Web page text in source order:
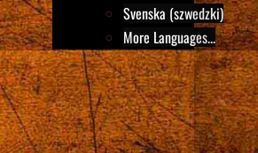
Svenska (szwedzki)
More Languages...